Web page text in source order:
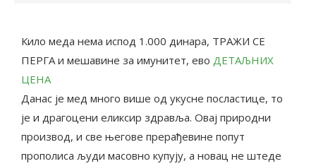
Кило меда нема испод 1.000 динара, ТРАЖИ СЕ
ПЕРГА и мешавине за имунитет, ево ДЕТАЉНИХ
ЦЕНА
Данас је мед много више од укусне посластице, то
је и драгоцени еликсир здравља. Овај природни
производ, и све његове прерађевине попут
прополиса људи масовно купују, а новац не штеде